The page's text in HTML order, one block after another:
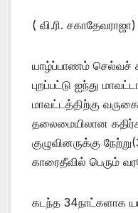
( வி.ரி. சகாதேவராஜா)
யாழ்ப்பாணம் செல்வச்
புறப்பட்டு ஐந்து
மாவட்டத்திற்கு
தலைமையிலான
குழுவினருக்கு
காரைதீவில் பெரும்
கடந்த 34நாட்களாக